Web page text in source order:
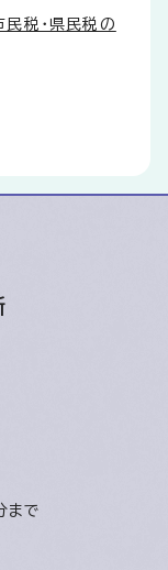
税・県民税の
まで